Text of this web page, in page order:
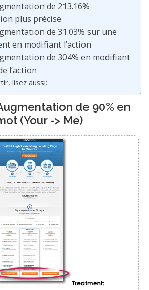
de 213.16%
plus précise
de 31.03% sur une
en modifiant l’action
de 304% en modifiant
l’action
lisez aussi:
de 90% en
(Your -> Me)